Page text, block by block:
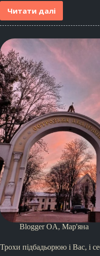
Читати далі
Blogger OA, Мар'яна
Трохи підбадьорюю і Вас, і